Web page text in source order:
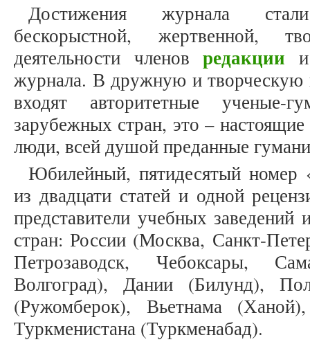
Достижения журнала
бескорыстной, жертвенной,
деятельности членовредакции
журнала. В дружную и творческую
входят авторитетные ученые-
зарубежных стран, это –
люди, всей душой преданные
Юбилейный, пятидесятый номер
из двадцати статей и одной
представители учебных
стран: России (Москва, Санкт-
Петрозаводск, Чебоксары,
Волгоград), Дании (Билунд),
(Ружомберок), Вьетнама
Туркменистана (Туркменабад).